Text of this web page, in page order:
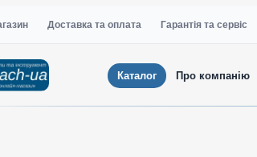
Доставка та оплата Гарантія та сервіс
Каталог Про компанію